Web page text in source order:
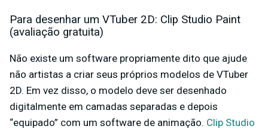
Para desenhar um VTuber 2D: Clip Studio Paint
(avaliação gratuita)
Não existe um software propriamente dito que ajude
não artistas a criar seus próprios modelos de VTuber
2D. Em vez disso, o modelo deve ser desenhado
digitalmente em camadas separadas e depois
“equipado” com um software de animação. Clip Studio